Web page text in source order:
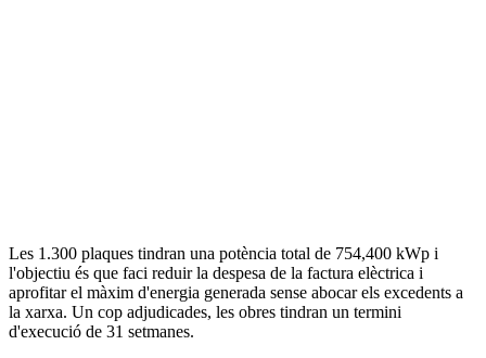
Les 1.300 plaques tindran una potència total de 754,400 kWp i
l'objectiu és que faci reduir la despesa de la factura elèctrica i
aprofitar el màxim d'energia generada sense abocar els excedents a
la xarxa. Un cop adjudicades, les obres tindran un termini
d'execució de 31 setmanes.